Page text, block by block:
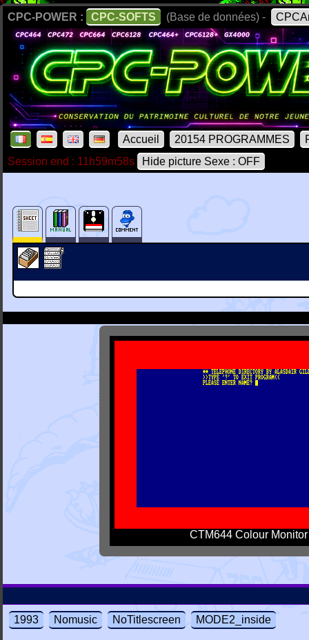
CPC-POWER : CPC-SOFTS (Base de données) -
Accueil 20154 PROGRAMMES
Session end : 11h59m58s
Hide picture Sexe : OFF
CTM644 Colour Monitor
1993 Nomusic NoTitlescreen MODE2_inside